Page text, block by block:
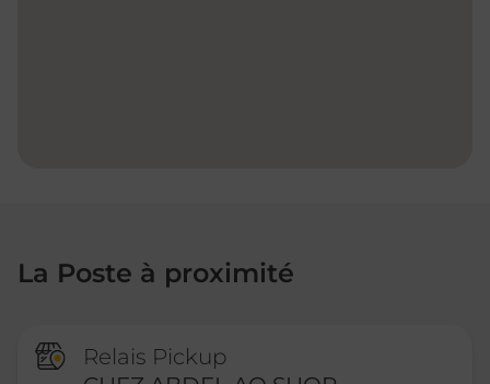
La Poste à proximité
Relais Pickup